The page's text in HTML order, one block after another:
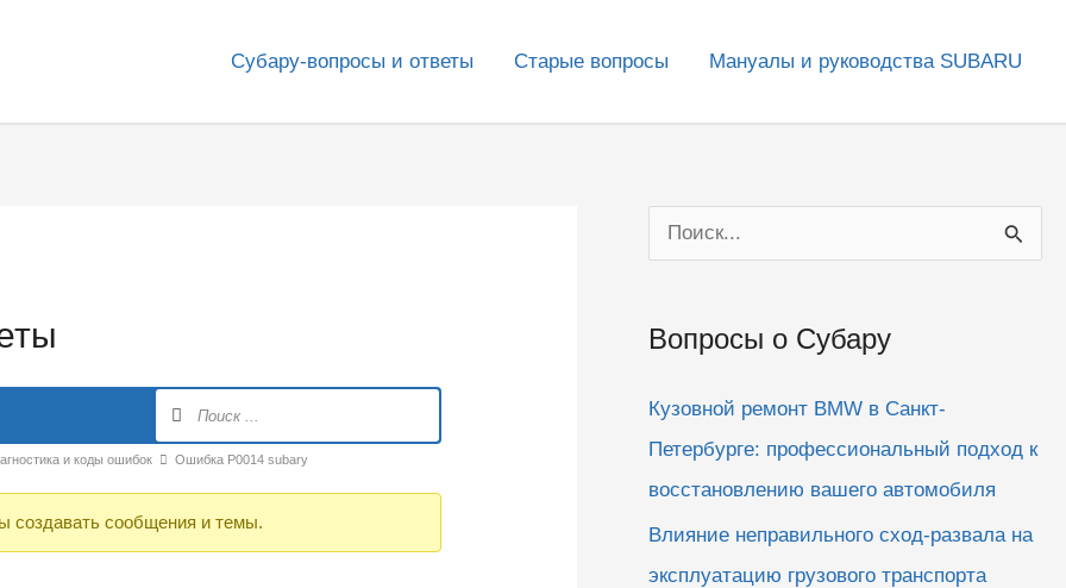
Субару-вопросы и ответы Старые вопросы Мануалы и руководства SUBARU
и коды ошибок Ошибка P0014 subary
создавать сообщения и темы.
о
с
Вопросы о Субару
Кузовной ремонт BMW в Санкт-
Петербурге: профессиональный подход к
восстановлению вашего автомобиля
Влияние неправильного сход-развала на
эксплуатацию грузового транспорта